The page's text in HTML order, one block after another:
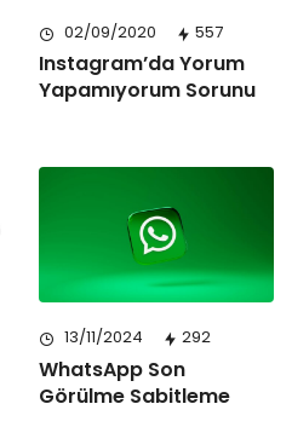
02/09/2020 557
Instagram’da Yorum
Yapamıyorum Sorunu
13/11/2024 292
WhatsApp Son
Görülme Sabitleme